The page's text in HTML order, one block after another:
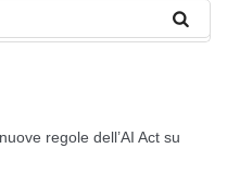
regole dell’AI Act su